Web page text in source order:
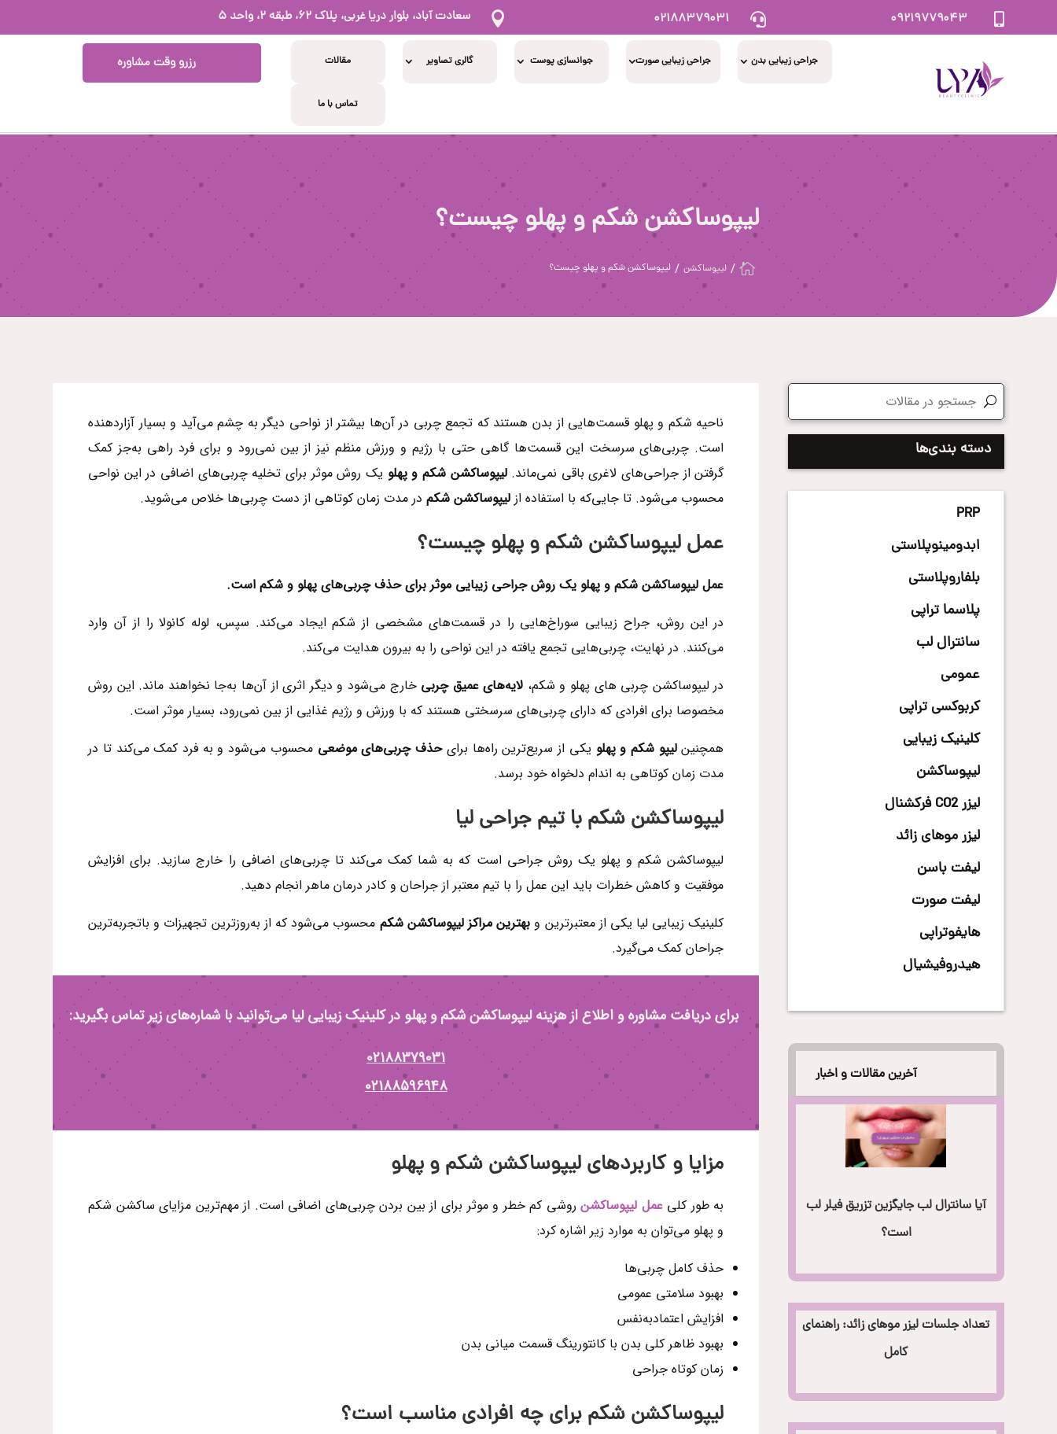
 سعادت آباد، بلوار دریا غربی، پلاک ۶۲، طبقه ۲، واحد ۵  ۰۲۱۸۸۳۷۹۰۳۱  ۰۹۲۱۹۷۷۹۰۴۳
رزرو وقت مشاوره جراحی زیبایی بدن جراحی زیبایی صورت جوانسازی پوست گالری تصاویر مقالات
تماس با ما
لیپوساکشن شکم و پهلو چیست؟
 لیپوساکشن لیپوساکشن شکم و پهلو چیست؟
ناحیه شکم و پهلو قسمت‌هایی از بدن هستند که تجمع چربی در آن‌ها بیشتر از نواحی دیگر به‌ چشم می‌آید و بسیار آزاردهنده
است. چربی‌های سرسخت این قسمت‌ها گاهی حتی با رژیم و ورزش منظم نیز از بین نمی‌رود و برای فرد راهی به‌جز کمک
گرفتن از جراحی‌های لاغری باقی نمی‌ماند.لیپوساکشن شکم و پهلو یک روش موثر برای تخلیه چربی‌های اضافی در این نواحی
محسوب می‌شود. تا جایی‌که با استفاده از لیپوساکشن شکمدر مدت زمان کوتاهی از دست چربی‌ها خلاص می‌شوید.
عمل لیپوساکشن شکم و پهلو چیست؟
عمل لیپوساکشن شکم و پهلو یک روش جراحی زیبایی موثر برای حذف چربی‌های پهلو و شکم است.
در این روش، جراح زیبایی سوراخ‌هایی را در قسمت‌های مشخصی از شکم ایجاد می‌کند. سپس، لوله کانولا را از آن‌ وارد
می‌کنند. در نهایت، چربی‌هایی تجمع یافته در این نواحی را به بیرون هدایت می‌کند.
در لیپوساکشن چربی های پهلو و شکم، لایه‌های عمیق چربی خارج می‌شود و دیگر اثری از آن‌ها به‌جا نخواهند ماند. این روش
مخصوصا برای افرادی که دارای چربی‌های سرسختی هستند که با ورزش و رژیم غذایی از بین نمی‌رود، بسیار موثر است.
همچنینلیپو شکم و پهلو یکی از سریع‌ترین‌ راه‌ها برایحذف چربی‌های موضعی محسوب می‌شود و به فرد کمک می‌کند تا در
مدت زمان کوتاهی به اندام دلخواه خود برسد.
لیپوساکشن شکم با تیم جراحی لیا
لیپوساکشن شکم و پهلو یک روش‌ جراحی است که به شما کمک می‌کند تا چربی‌های اضافی را خارج سازید. برای افزایش
موفقیت و کاهش خطرات باید این عمل را با تیم معتبر از جراحان و کادر درمان ماهر انجام دهید.
کلینیک زیبایی لیا یکی از معتبرترین و بهترین مراکز لیپوساکشن شکم محسوب می‌شود که از به‌روزترین تجهیزات و باتجربه‌ترین
جراحان کمک می‌گیرد.
برای دریافت مشاوره و اطلاع از هزینه لیپوساکشن شکم و پهلو در کلینیک زیبایی لیا می‌توانید با شماره‌های زیر تماس بگیرید:
02188379031
02188596948
مزایا و کاربردهای لیپوساکشن شکم و پهلو
به طور کلیعمل لیپوساکشنروشی کم خطر و موثر برای از بین بردن چربی‌‌های اضافی است. از مهم‌ترین مزایای ساکشن شکم
و پهلو می‌توان به موارد زیر اشاره کرد:
حذف کامل چربی‌ها
بهبود سلامتی عمومی
افزایش اعتمادبه‌نفس
بهبود ظاهر کلی بدن با کانتورینگ قسمت میانی بدن
زمان کوتاه جراحی
لیپوساکشن شکم برای چه افرادی مناسب است؟
دسته بندی‌ها
PRP
ابدومینوپلاستی
بلفاروپلاستی
پلاسما تراپی
سانترال لب
عمومی
کربوکسی تراپی
کلینیک زیبایی
لیپوساکشن
لیزر CO2 فرکشنال
لیزر موهای زائد
لیفت باسن
لیفت صورت
هایفوتراپی
هیدروفیشیال
آخرین مقالات و اخبار
آیا سانترال لب جایگزین تزریق فیلر لب
است؟
تعداد جلسات لیزر موهای زائد: راهنمای
کامل